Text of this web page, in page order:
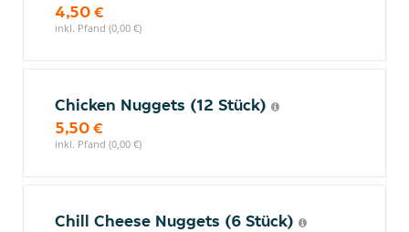
4,50 €
inkl. Pfand (0,00 €)
Chicken Nuggets (12 Stück)
5,50 €
inkl. Pfand (0,00 €)
Chill Cheese Nuggets (6 Stück)